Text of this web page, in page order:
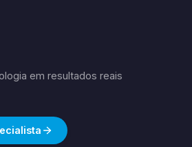
em resultados reais